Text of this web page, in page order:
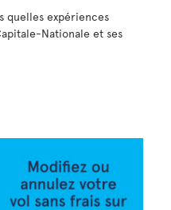
quelles expériences
Nationale et ses